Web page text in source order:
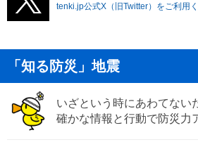
tenki.jp公式X（旧Twitter）をご利用く
「知る防災」地震
いざという時にあわてない
確かな情報と行動で防災力